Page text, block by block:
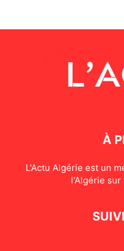
À
L'Actu Algérie est un
l'Algérie sur